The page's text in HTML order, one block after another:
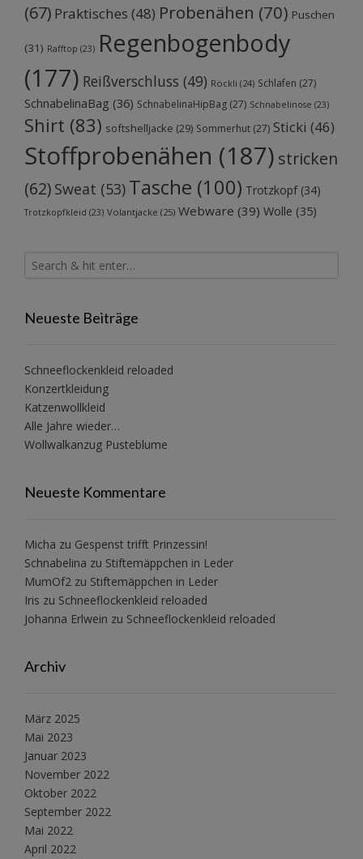
(67) Praktisches (48) Probenähen (70) Puschen
(31) Rafftop (23) Regenbogenbody
(177) Reißverschluss (49) Röckli (24) Schlafen (27)
SchnabelinaBag (36) SchnabelinaHipBag (27) Schnabelinose (23)
Shirt (83) softshelljacke (29) Sommerhut (27) Sticki (46)
Stoffprobenähen (187) stricken
(62) Sweat (53) Tasche (100) Trotzkopf(34)
Trotzkopfkleid (23) Volantjacke (25) Webware (39) Wolle (35)
Neueste Beiträge
Schneeflockenkleid reloaded
Konzertkleidung
Katzenwollkleid
Alle Jahre wieder…
Wollwalkanzug Pusteblume
Neueste Kommentare
Micha zu Gespenst trifft Prinzessin!
Schnabelina zu Stiftemäppchen in Leder
MumOf2 zu Stiftemäppchen in Leder
Iris zu Schneeflockenkleid reloaded
Johanna Erlwein zu Schneeflockenkleid reloaded
Archiv
März 2025
Mai 2023
Januar 2023
November 2022
Oktober 2022
September 2022
Mai 2022
April 2022